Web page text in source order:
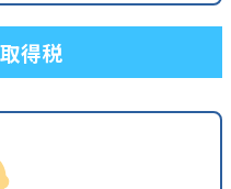
得税